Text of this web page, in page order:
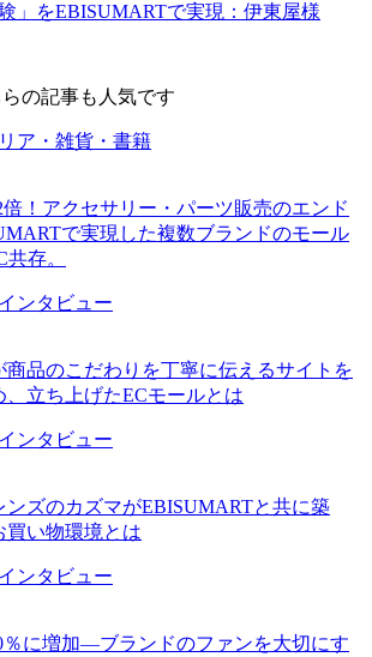
」をEBISUMARTで実現：伊東屋様
ア・雑貨・書籍
！アクセサリー・パーツ販売のエンド
で実現した複数ブランドのモール
存。
ンタビュー
商品のこだわりを丁寧に伝えるサイトを
、立ち上げたECモールとは
ンタビュー
ンズのカズマがEBISUMARTと共に築
買い物環境とは
ンタビュー
％に増加—ブランドのファンを大切にす